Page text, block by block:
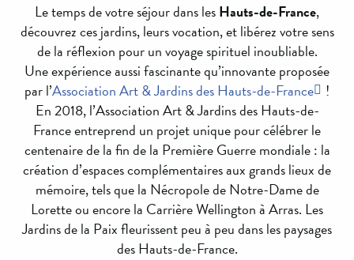
Le temps de votre séjour dans lesHauts-de-France,
découvrez ces jardins, leurs vocation, et libérez votre sens
de la réflexion pour un voyage spirituel inoubliable.
Une expérience aussi fascinante qu’innovante proposée
par l’Association Art & Jardins des Hauts-de-France !
En 2018, l’Association Art & Jardins des Hauts-de-
France entreprend un projet unique pour célébrer le
centenaire de la fin de la Première Guerre mondiale : la
création d’espaces complémentaires aux grands lieux de
mémoire, tels que la Nécropole de Notre-Dame de
Lorette ou encore la Carrière Wellington à Arras. Les
Jardins de la Paix fleurissent peu à peu dans les paysages
des Hauts-de-France.